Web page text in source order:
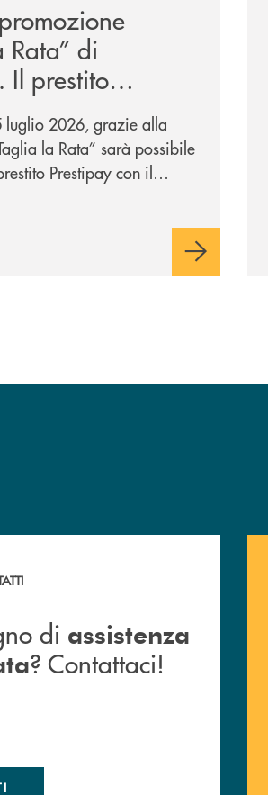
Rata” di
Il prestito
che si fa in due
luglio 2026, grazie alla
la Rata” sarà possibile
Prestipay con il
immediata ? Contattaci!
di assistenza
? Contattaci!